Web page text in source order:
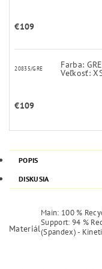
€109
20835/GRE Farba:
Veľkosť:
€109
POPIS
DISKUSIA
Materiál
Main: 100 %
Support: 94 %
(Spandex) -